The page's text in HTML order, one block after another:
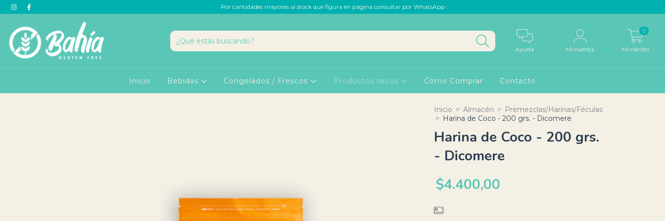
Por cantidades mayores al stock que figura en página consultar por WhatsApp
Ayuda Mi cuenta Mi carrito
0
Inicio Bebidas Congelados / Frescos Productos secos Cómo Comprar Contacto
Inicio > Almacén > Premezclas/Harinas/Féculas
> Harina de Coco - 200 grs. - Dicomere
Harina de Coco - 200 grs.
- Dicomere
$4.400,00